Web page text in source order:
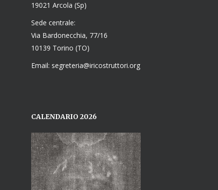
19021 Arcola (Sp)
Sede centrale:
Via Bardonecchia, 77/16
10139 Torino (TO)
Email: segreteria@iricostruttori.org
CALENDARIO 2026